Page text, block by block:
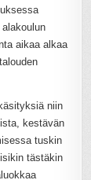
aikaa alkaa
niin
kestävän
tuskin
tästäkin